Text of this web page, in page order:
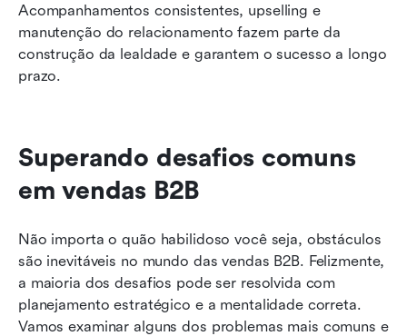
Acompanhamentos consistentes, upselling e
manutenção do relacionamento fazem parte da
construção da lealdade e garantem o sucesso a longo
prazo.
Superando desafios comuns
em vendas B2B
Não importa o quão habilidoso você seja, obstáculos
são inevitáveis no mundo das vendas B2B. Felizmente,
a maioria dos desafios pode ser resolvida com
planejamento estratégico e a mentalidade correta.
Vamos examinar alguns dos problemas mais comuns e